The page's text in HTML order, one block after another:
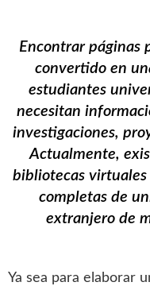
Encontrar páginas
convertido en
estudiantes
necesitan
investigaciones,
Actualmente,
bibliotecas
completas de
extranjero de
Ya sea para elaborar